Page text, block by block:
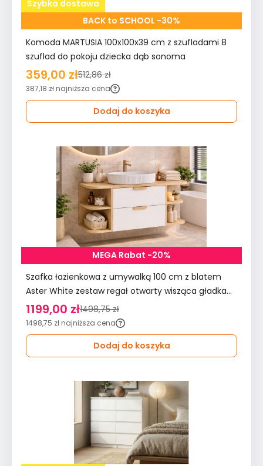
Szybka dostawa
BACK to SCHOOL -30%
Komoda MARTUSIA 100x100x39 cm z szufladami 8
szuflad do pokoju dziecka dąb sonoma
359,00 zł512,86 zł
387,18 zł najniższa cena
Dodaj do koszyka
MEGA Rabat -20%
Szafka łazienkowa z umywalką 100 cm z blatem
Aster White zestaw regał otwarty wisząca gładka
biała dąb cremona do łazienki
1199,00 zł1498,75 zł
1498,75 zł najniższa cena
Dodaj do koszyka